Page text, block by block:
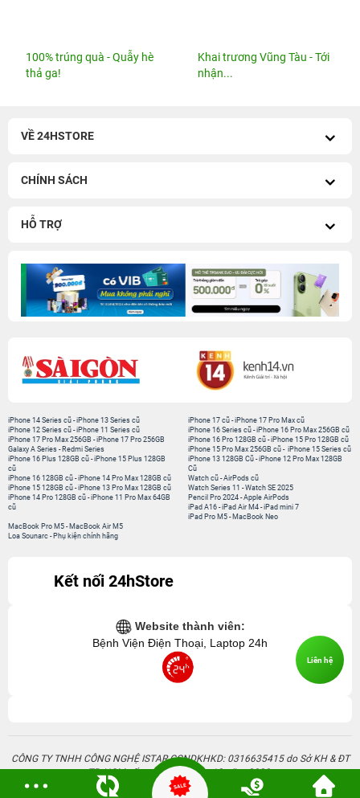
100% trúng quà - Quẫy hè
thả ga!
Khai trương Vũng Tàu - Tới
nhận...
VỀ 24HSTORE
CHÍNH SÁCH
HỖ TRỢ
iPhone 14 Series cũ -iPhone 13 Series cũ
iPhone 12 Series cũ -iPhone 11 Series cũ
iPhone 17 Pro Max 256GB -iPhone 17 Pro 256GB
Galaxy A Series - Redmi Series
iPhone 17 cũ -iPhone 17 Pro Max cũ
iPhone 16 Series cũ - iPhone 16 Pro Max 256GB cũ
iPhone 16 Pro 128GB cũ -iPhone 15 Pro 128GB cũ
iPhone 15 Pro Max 256GB cũ - iPhone 15 Series cũ
iPhone 16 Plus 128GB cũ -iPhone 15 Plus 128GB
cũ
iPhone 16 128GB cũ -iPhone 14 Pro Max 128GB cũ
iPhone 15 128GB cũ -iPhone 13 Pro Max 128GB cũ
iPhone 14 Pro 128GB cũ -iPhone 11 Pro Max 64GB
cũ
iPhone 13 128GB Cũ -iPhone 12 Pro Max 128GB
Cũ
Watch cũ -AirPods cũ
Watch Series 11 -Watch SE 2025
Pencil Pro 2024 -Apple AirPods
iPad A16 -iPad Air M4 -iPad mini 7
iPad Pro M5 - MacBook Neo
MacBook Pro M5 - MacBook Air M5
Loa Sounarc - Phụ kiện chính hãng
Kết nối 24hStore
Website thành viên:
Bệnh Viện Điện Thoại, Laptop 24h
CÔNG TY TNHH CÔNG NGHỆ ISTAR GCNDKHKD: 0316635415 do Sở KH & ĐT
TP. HCM cấp ngày 11 tháng 12 năm 2020.
Người Đại Diện: Hồ Tác Thành. Địa chỉ: 389 Quang Trung, Gò Vấp, Hồ Chí Minh.
Liên hệ